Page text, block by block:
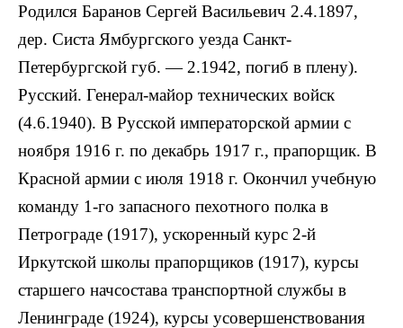
Родился Баранов Сергей Васильевич 2.4.1897,
дер. Систа Ямбургского уезда Санкт-
Петербургской губ. — 2.1942, погиб в плену).
Русский. Генерал-майор технических войск
(4.6.1940). В Русской императорской армии с
ноября 1916 г. по декабрь 1917 г., прапорщик. В
Красной армии с июля 1918 г. Окончил учебную
команду 1-го запасного пехотного полка в
Петрограде (1917), ускоренный курс 2-й
Иркутской школы прапорщиков (1917), курсы
старшего начсостава транспортной службы в
Ленинграде (1924), курсы усовершенствования